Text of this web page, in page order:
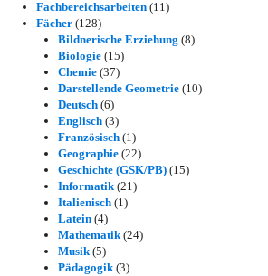
Fachbereichsarbeiten (11)
Fächer (128)
Bildnerische Erziehung (8)
Biologie (15)
Chemie (37)
Darstellende Geometrie (10)
Deutsch (6)
Englisch (3)
Französisch (1)
Geographie (22)
Geschichte (GSK/PB) (15)
Informatik(21)
Italienisch (1)
Latein (4)
Mathematik(24)
Musik(5)
Pädagogik(3)